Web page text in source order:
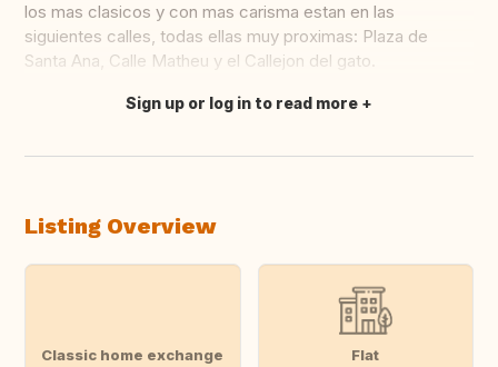
los mas clasicos y con mas carisma estan en las
siguientes calles, todas ellas muy proximas: Plaza de
Santa Ana, Calle Matheu y el Callejon del gato.
Translate this
Sign up or log in to read more
Listing Overview
Classic home exchange Flat